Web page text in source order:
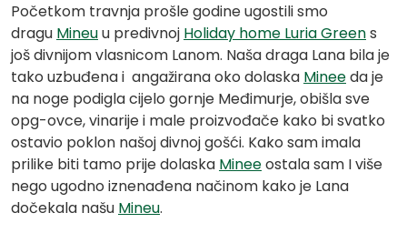
Početkom travnja prošle godine ugostili smo
dragu Mineuu predivnoj Holiday home Luria Greens
još divnijom vlasnicom Lanom. Naša draga Lana bila je
tako uzbuđena i angažirana oko dolaska Mineeda je
na noge podigla cijelo gornje Međimurje, obišla sve
opg-ovce, vinarije i male proizvođače kako bi svatko
ostavio poklon našoj divnoj gošći. Kako sam imala
prilike biti tamo prije dolaska Mineeostala sam I više
nego ugodno iznenađena načinom kako je Lana
dočekala našu Mineu.